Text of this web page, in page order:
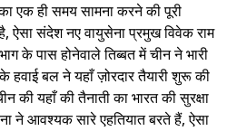
एक ही समय सामना करने की पूरी
ऐसा संदेश नए वायुसेना प्रमुख विवेक राम
के पास होनेवाले तिब्बत में चीन ने भारी
हवाई बल ने यहाँ ज़ोरदार तैयारी शुरू की
की यहाँ की तैनाती का भारत की सुरक्षा
ने आवश्यक सारे एहतियात बरते हैं, ऐसा